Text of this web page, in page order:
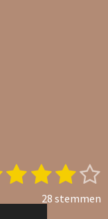
2
s
3
s
4
s
5
s
28 stemmen